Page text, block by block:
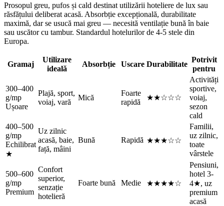
Prosopul greu, pufos și cald destinat utilizării hoteliere de lux sau
răsfățului deliberat acasă. Absorbție excepțională, durabilitate
maximă, dar se usucă mai greu — necesită ventilație bună în baie
sau uscător cu tambur. Standardul hotelurilor de 4-5 stele din
Europa.
Gramaj
Utilizare
ideală
Absorbție Uscare Durabilitate
Potrivit
pentru
300–400
g/mp
Ușoare
Plajă, sport,
voiaj, vară
Mică
Foarte
rapidă
★★☆☆☆
Activități
sportive,
voiaj,
sezon
cald
400–500
g/mp
Echilibrat
★
Uz zilnic
acasă, baie,
față, mâini
Bună Rapidă ★★★☆☆
Familii,
uz zilnic,
toate
vârstele
500–600
g/mp
Premium
Confort
superior,
senzație
hotelieră
Foarte bună Medie ★★★★☆
Pensiuni,
hotel 3-
4★, uz
premium
acasă